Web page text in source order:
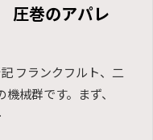
圧巻のアパレ
フランクフルト、二
械群です。まず、